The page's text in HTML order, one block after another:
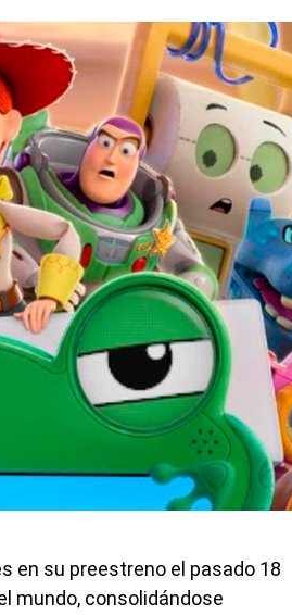
en su preestreno el pasado 18
mundo, consolidándose